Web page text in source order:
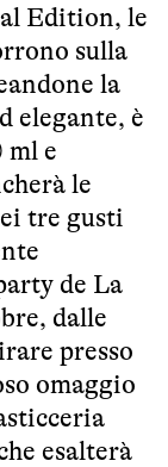
Edition, le
sulla
la
elegante, è
ml e
le
tre gusti
de La
dalle
presso
omaggio
esalterà